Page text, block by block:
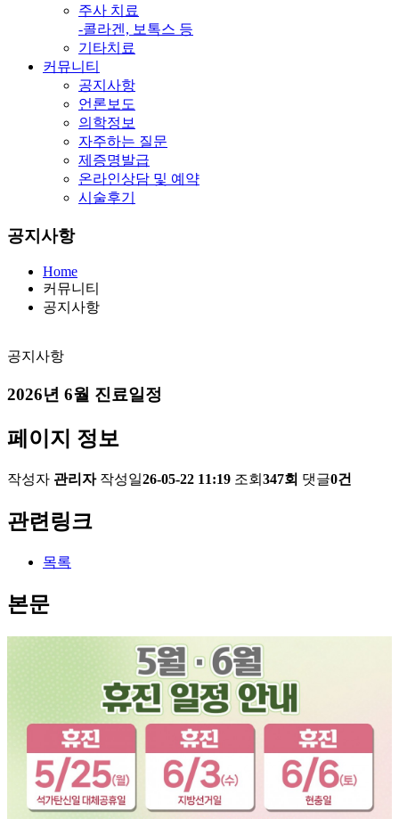
주사 치료
-콜라겐, 보톡스 등
기타치료
커뮤니티
공지사항
언론보도
의학정보
자주하는 질문
제증명발급
온라인상담 및 예약
시술후기
공지사항
Home
커뮤니티
공지사항
공지사항
2026년 6월 진료일정
페이지 정보
작성자 관리자 작성일26-05-22 11:19 조회 347회 댓글0건
관련링크
목록
본문